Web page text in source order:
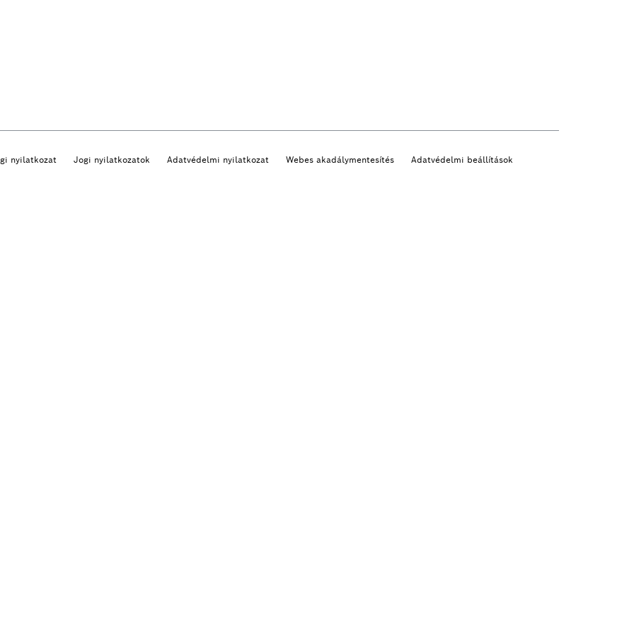
nyilatkozat Jogi nyilatkozatok Adatvédelmi nyilatkozat Webes akadálymentesítés Adatvédelmi beállítások